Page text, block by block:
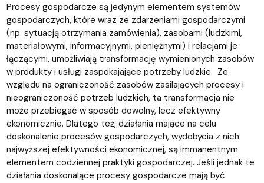
Procesy gospodarcze są jedynym elementem systemów
gospodarczych, które wraz ze zdarzeniami gospodarczymi
(np. sytuacją otrzymania zamówienia), zasobami (ludzkimi,
materiałowymi, informacyjnymi, pieniężnymi) i relacjami je
łączącymi, umożliwiają transformację wymienionych zasobów
w produkty i usługi zaspokajające potrzeby ludzkie. Ze
względu na ograniczoność zasobów zasilających procesy i
nieograniczoność potrzeb ludzkich, ta transformacja nie
może przebiegać w sposób dowolny, lecz efektywny
ekonomicznie. Dlatego też, działania mające na celu
doskonalenie procesów gospodarczych, wydobycia z nich
najwyższej efektywności ekonomicznej, są immanentnym
elementem codziennej praktyki gospodarczej. Jeśli jednak te
działania doskonalące procesy gospodarcze mają być